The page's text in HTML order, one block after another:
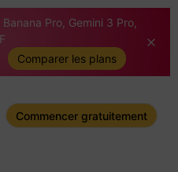
Pro, Gemini 3 Pro,
Comparer les plans
Commencer gratuitement